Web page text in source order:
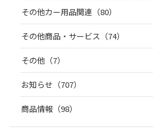
その他カー用品関連（80）
その他商品・サービス（74）
その他（7）
お知らせ（707）
商品情報（98）